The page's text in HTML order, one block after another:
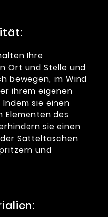
Ihre
Ort und Stelle und
bewegen, im Wind
ihrem eigenen
sie einen
Elementen des
sie einen
Satteltaschen
und